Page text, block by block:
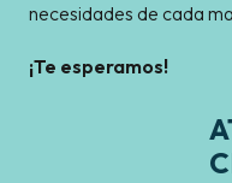
necesidades de cada
¡Te esperamos!